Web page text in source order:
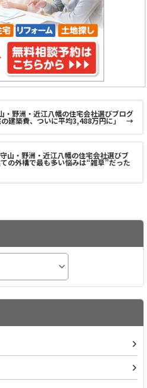
・野洲・近江八幡の住宅会社選びブログ
建築費、ついに平均3,488万円に」 →
山・野洲・近江八幡の住宅会社選びブ
の外構で最も多い悩みは“雑草”だった